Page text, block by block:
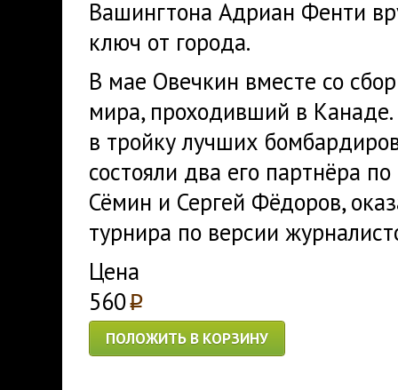
Вашингтона Адриан Фенти
ключ от города.
В мае Овечкин вместе со
мира, проходивший в
в тройку лучших
состояли два его партнёра
Сёмин и Сергей Фёдоров,
турнира по версии
Цена
560p
ПОЛОЖИТЬ В КОРЗИНУ